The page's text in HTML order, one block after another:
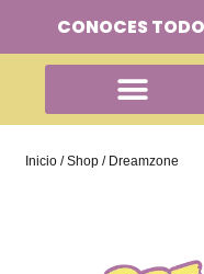
CONOCES
Inicio /Shop / Dreamzone